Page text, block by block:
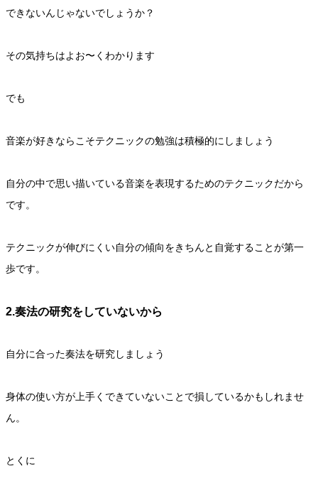
できないんじゃないでしょうか？
その気持ちはよお〜くわかります
でも
音楽が好きならこそテクニックの勉強は積極的にしましょう
自分の中で思い描いている音楽を表現するためのテクニックだから
です。
テクニックが伸びにくい自分の傾向をきちんと自覚することが第一
歩です。
2.奏法の研究をしていないから
自分に合った奏法を研究しましょう
身体の使い方が上手くできていないことで損しているかもしれませ
ん。
とくに